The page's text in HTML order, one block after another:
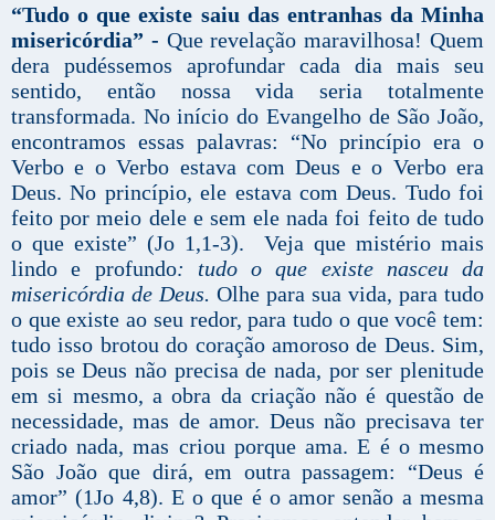
“Tudo o que existe saiu das entranhas da Minha
misericórdia” - Que revelação maravilhosa! Quem
dera pudéssemos aprofundar cada dia mais seu
sentido, então nossa vida seria totalmente
transformada. No início do Evangelho de São João,
encontramos essas palavras: “No princípio era o
Verbo e o Verbo estava com Deus e o Verbo era
Deus. No princípio, ele estava com Deus. Tudo foi
feito por meio dele e sem ele nada foi feito de tudo
o que existe” (Jo 1,1-3). Veja que mistério mais
lindo e profundo: tudo o que existe nasceu da
misericórdia de Deus. Olhe para sua vida, para tudo
o que existe ao seu redor, para tudo o que você tem:
tudo isso brotou do coração amoroso de Deus. Sim,
pois se Deus não precisa de nada, por ser plenitude
em si mesmo, a obra da criação não é questão de
necessidade, mas de amor. Deus não precisava ter
criado nada, mas criou porque ama. E é o mesmo
São João que dirá, em outra passagem: “Deus é
amor” (1Jo 4,8). E o que é o amor senão a mesma